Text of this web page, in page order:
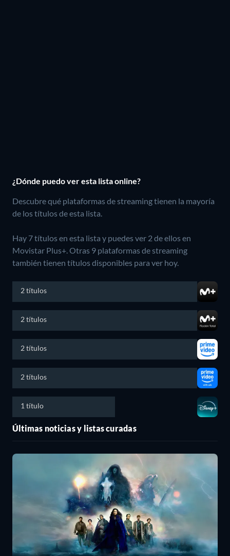
¿Dónde puedo ver esta lista online?
Descubre qué plataformas de streaming tienen la mayoría
de los títulos de esta lista.
Hay 7 títulos en esta lista y puedes ver 2 de ellos en
Movistar Plus+.Otras 9 plataformas de streaming
también tienen títulos disponibles para ver hoy.
2 títulos
2 títulos
2 títulos
2 títulos
1 título
Últimas noticias y listas curadas